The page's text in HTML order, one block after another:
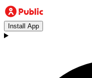
Install App